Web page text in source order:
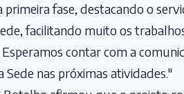
fase, destacando o
facilitando muito os
contar com a
nas próximas atividades."